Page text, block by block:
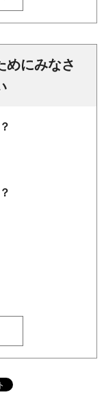
めにみなさ